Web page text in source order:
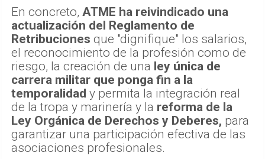
En concreto, ATME ha reivindicado una
actualización del Reglamento de
Retribuciones que "dignifique" los salarios,
el reconocimiento de la profesión como de
riesgo, la creación de una ley única de
carrera militar que ponga fin a la
temporalidad y permita la integración real
de la tropa y marinería y la reforma de la
Ley Orgánica de Derechos y Deberes, para
garantizar una participación efectiva de las
asociaciones profesionales.